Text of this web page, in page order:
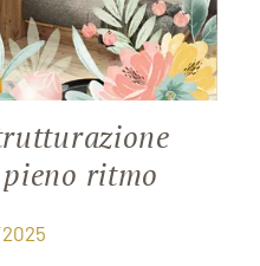
ritmo